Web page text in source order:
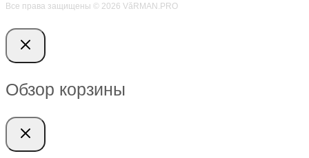
Все права защищены © 2026 VӑRMAN.PRO
Обзор корзины